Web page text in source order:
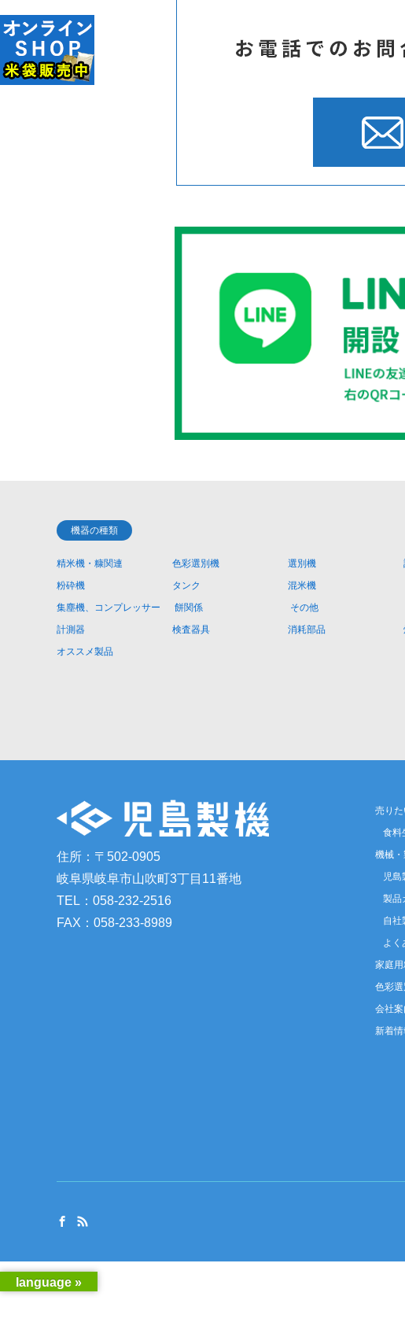
機器の種類
精米機・糠関連 色彩選別機 選別機
粉砕機
タンク
混米機
集塵機、コンプレッサー
餅関係
その他
計測器
検査器具 消耗部品
オススメ製品
住所：〒502-0905
岐阜県岐阜市山吹町3丁目11番地
TEL：058-232-2516
FAX：058-233-8989
売り
食料
機械
児島
製品
自社
よく
家庭
色彩
会社案
新着情
language »